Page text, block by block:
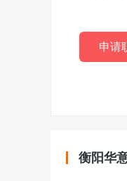
申请
衡阳华